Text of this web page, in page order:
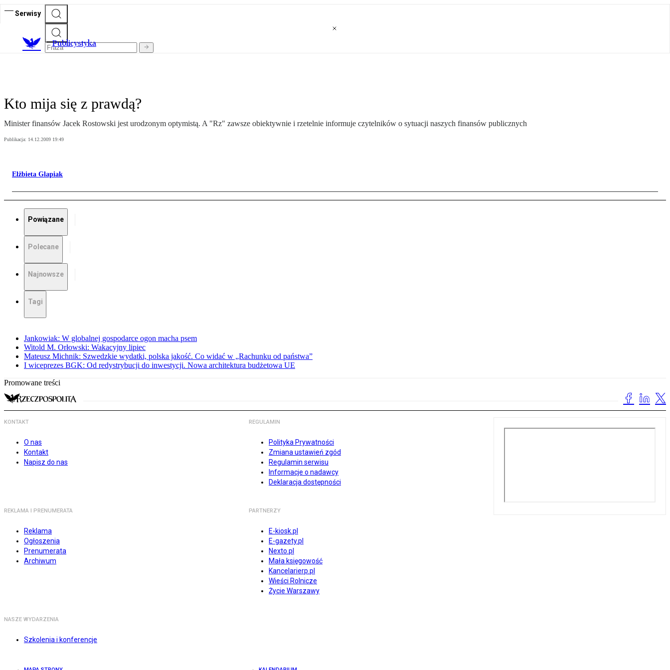
Serwisy
Publicystyka
Kto mija się z prawdą?
Minister finansów Jacek Rostowski jest urodzonym optymistą. A "Rz" zawsze obiektywnie i rzetelnie informuje czytelników o sytuacji naszych finansów publicznych
Publikacja: 14.12.2009 19:49
Elżbieta Glapiak
Powiązane
Polecane
Najnowsze
Tagi
Jankowiak: W globalnej gospodarce ogon macha psem
Witold M. Orłowski: Wakacyjny lipiec
Mateusz Michnik: Szwedzkie wydatki, polska jakość. Co widać w „Rachunku od państwa”
I wiceprezes BGK: Od redystrybucji do inwestycji. Nowa architektura budżetowa UE
Promowane treści
KONTAKT
O nas
Kontakt
Napisz do nas
REGULAMIN
Polityka Prywatności
Zmiana ustawień zgód
Regulamin serwisu
Informacje o nadawcy
Deklaracja dostępności
REKLAMA I PRENUMERATA
Reklama
Ogłoszenia
Prenumerata
Archiwum
PARTNERZY
E-kiosk.pl
E-gazety.pl
Nexto.pl
Mała księgowość
Kancelarierp.pl
Wieści Rolnicze
Życie Warszawy
NASZE WYDARZENIA
Szkolenia i konferencje